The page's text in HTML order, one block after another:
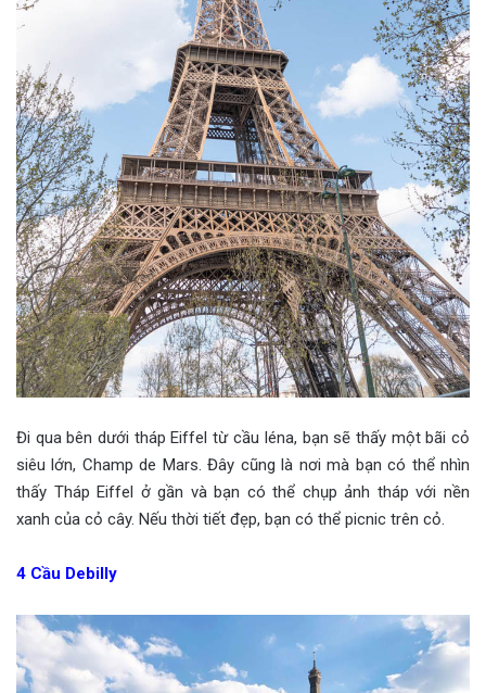
Đi qua bên dưới tháp Eiffel từ cầu Iéna, bạn sẽ thấy một bãi cỏ
siêu lớn, Champ de Mars. Đây cũng là nơi mà bạn có thể nhìn
thấy Tháp Eiffel ở gần và bạn có thể chụp ảnh tháp với nền
xanh của cỏ cây. Nếu thời tiết đẹp, bạn có thể picnic trên cỏ.
4 Cầu Debilly